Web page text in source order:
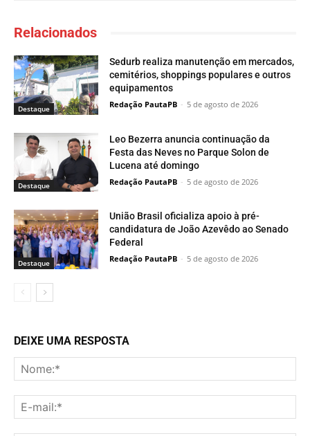
Relacionados
Destaque
Sedurb realiza manutenção em mercados,
cemitérios, shoppings populares e outros
equipamentos
Redação PautaPB - 5 de agosto de 2026
Destaque
Leo Bezerra anuncia continuação da
Festa das Neves no Parque Solon de
Lucena até domingo
Redação PautaPB - 5 de agosto de 2026
Destaque
União Brasil oficializa apoio à pré-
candidatura de João Azevêdo ao Senado
Federal
Redação PautaPB - 5 de agosto de 2026
DEIXE UMA RESPOSTA